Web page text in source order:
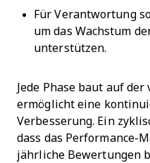
Für Verantwortung
um das Wachstum
unterstützen.
Jede Phase baut auf
ermöglicht eine
Verbesserung. Ein
dass das Performance-
jährliche Bewertungen